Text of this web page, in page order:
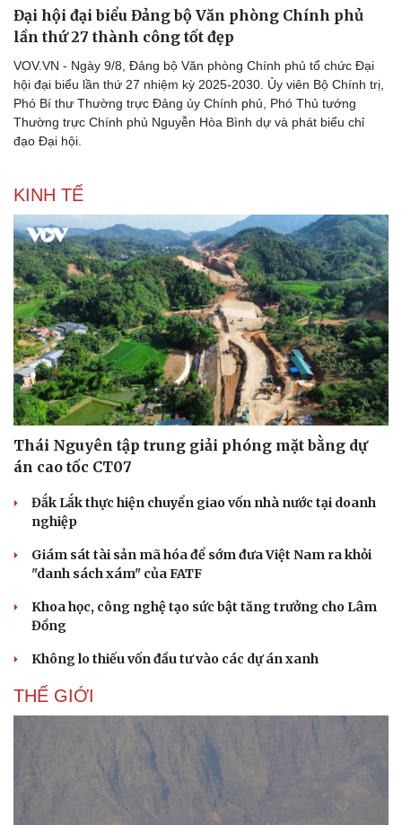
Đại hội đại biểu Đảng bộ Văn phòng Chính phủ
lần thứ 27 thành công tốt đẹp
VOV.VN - Ngày 9/8, Đảng bộ Văn phòng Chính phủ tổ chức Đại
hội đại biểu lần thứ 27 nhiệm kỳ 2025-2030. Ủy viên Bộ Chính trị,
Phó Bí thư Thường trực Đảng ủy Chính phủ, Phó Thủ tướng
Thường trực Chính phủ Nguyễn Hòa Bình dự và phát biểu chỉ
đạo Đại hội.
KINH TẾ
Thái Nguyên tập trung giải phóng mặt bằng dự
án cao tốc CT07
Đắk Lắk thực hiện chuyển giao vốn nhà nước tại doanh
nghiệp
Giám sát tài sản mã hóa để sớm đưa Việt Nam ra khỏi
"danh sách xám" của FATF
Khoa học, công nghệ tạo sức bật tăng trưởng cho Lâm
Đồng
Không lo thiếu vốn đầu tư vào các dự án xanh
THẾ GIỚI